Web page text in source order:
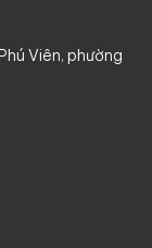
Viên, phường